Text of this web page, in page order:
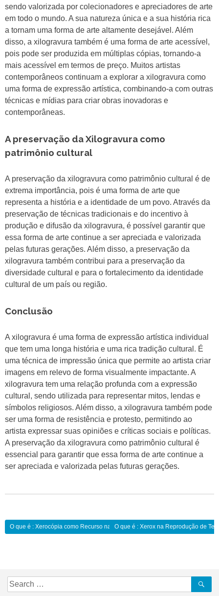
sendo valorizada por colecionadores e apreciadores de arte
em todo o mundo. A sua natureza única e a sua história rica
a tornam uma forma de arte altamente desejável. Além
disso, a xilogravura também é uma forma de arte acessível,
pois pode ser produzida em múltiplas cópias, tornando-a
mais acessível em termos de preço. Muitos artistas
contemporâneos continuam a explorar a xilogravura como
uma forma de expressão artística, combinando-a com outras
técnicas e mídias para criar obras inovadoras e
contemporâneas.
A preservação da Xilogravura como
patrimônio cultural
A preservação da xilogravura como patrimônio cultural é de
extrema importância, pois é uma forma de arte que
representa a história e a identidade de um povo. Através da
preservação de técnicas tradicionais e do incentivo à
produção e difusão da xilogravura, é possível garantir que
essa forma de arte continue a ser apreciada e valorizada
pelas futuras gerações. Além disso, a preservação da
xilogravura também contribui para a preservação da
diversidade cultural e para o fortalecimento da identidade
cultural de um país ou região.
Conclusão
A xilogravura é uma forma de expressão artística individual
que tem uma longa história e uma rica tradição cultural. É
uma técnica de impressão única que permite ao artista criar
imagens em relevo de forma visualmente impactante. A
xilogravura tem uma relação profunda com a expressão
cultural, sendo utilizada para representar mitos, lendas e
símbolos religiosos. Além disso, a xilogravura também pode
ser uma forma de resistência e protesto, permitindo ao
artista expressar suas opiniões e críticas sociais e políticas.
A preservação da xilogravura como patrimônio cultural é
essencial para garantir que essa forma de arte continue a
ser apreciada e valorizada pelas futuras gerações.
Navegação
O que é : Xerocópia como Recurso na Elaboração de Atividades Avaliativas:
O que é : Xerox na Reprodução de
Search
for: